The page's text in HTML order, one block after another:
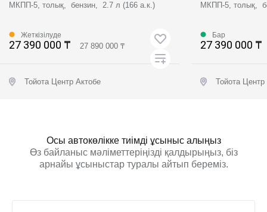
МКПП-5, толық, бензин, 2.7 л (166 а.к.)
Жеткізілуде
27 390 000 ₸ 27 890 000 ₸
Тойота Центр Актобе
МКПП-5, толық,
Бар
27 390 000 ₸
Тойота Центр
Осы автокөлікке тиімді ұсыныс алыңыз
Өз байланыс мәліметтеріңізді қалдырыңыз, біз
арнайы ұсыныстар туралы айтып береміз.